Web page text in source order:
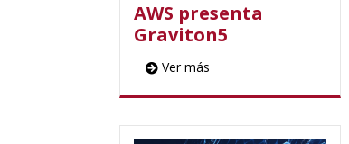
AWS presenta
Graviton5
Ver más